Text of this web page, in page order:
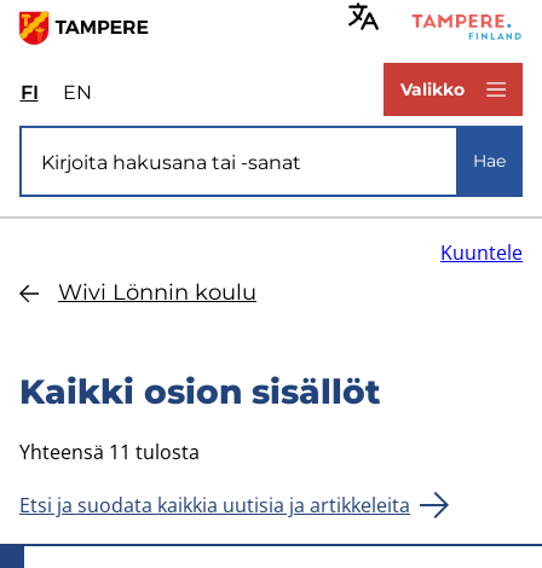
Hyppää
FIValitse
sivuston
kieli:
suomi
ENSelect
site
language:
Valikko
Hae
Wivi Lön­nin koulu
Kuuntele
Kaik­ki osion si­säl­löt
Yhteensä 11 tulosta
Etsi ja suodata kaikkia uutisia ja artikkeleita